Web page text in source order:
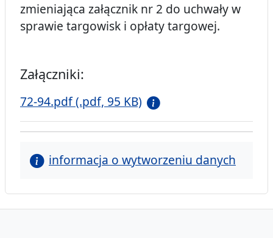
zmieniająca załącznik nr 2 do uchwały w
sprawie targowisk i opłaty targowej.
Załączniki:
72-94.pdf (.pdf, 95 KB)
informacja o wytworzeniu danych